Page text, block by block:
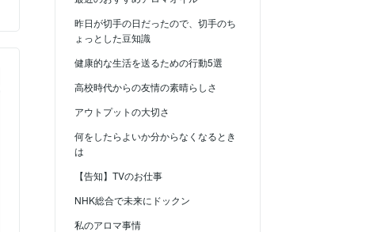
昨日が切手の日だったので、切手のち
ょっとした豆知識
健康的な生活を送るための行動5選
高校時代からの友情の素晴らしさ
アウトプットの大切さ
何をしたらよいか分からなくなるとき
は
【告知】TVのお仕事
NHK総合で未来にドックン
私のアロマ事情